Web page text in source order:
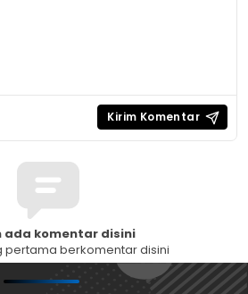
ada komentar disini
pertama berkomentar disini